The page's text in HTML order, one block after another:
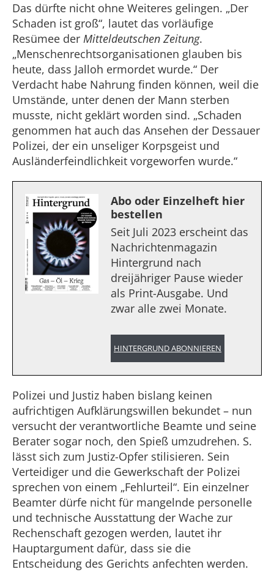
Das dürfte nicht ohne Weiteres gelingen. „Der
Schaden ist groß“, lautet das vorläufige
Resümee der Mitteldeutschen Zeitung.
„Menschenrechtsorganisationen glauben bis
heute, dass Jalloh ermordet wurde.“ Der
Verdacht habe Nahrung finden können, weil die
Umstände, unter denen der Mann sterben
musste, nicht geklärt worden sind. „Schaden
genommen hat auch das Ansehen der Dessauer
Polizei, der ein unseliger Korpsgeist und
Ausländerfeindlichkeit vorgeworfen wurde.“
Abo oder Einzelheft hier
bestellen
Seit Juli 2023 erscheint das
Nachrichtenmagazin
Hintergrund nach
dreijähriger Pause wieder
als Print-Ausgabe. Und
zwar alle zwei Monate.
HINTERGRUND ABONNIEREN
Polizei und Justiz haben bislang keinen
aufrichtigen Aufklärungswillen bekundet – nun
versucht der verantwortliche Beamte und seine
Berater sogar noch, den Spieß umzudrehen. S.
lässt sich zum Justiz-Opfer stilisieren. Sein
Verteidiger und die Gewerkschaft der Polizei
sprechen von einem „Fehlurteil“. Ein einzelner
Beamter dürfe nicht für mangelnde personelle
und technische Ausstattung der Wache zur
Rechenschaft gezogen werden, lautet ihr
Hauptargument dafür, dass sie die
Entscheidung des Gerichts anfechten werden.